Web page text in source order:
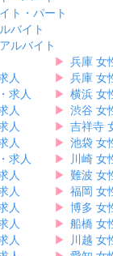
ト・パート
バイト
ルバイト
▶︎ 兵庫 女
人 ▶︎ 兵庫 女
求人 ▶︎ 横浜 女
人 ▶︎ 渋谷 女
人 ▶︎ 吉祥寺
人 ▶︎ 池袋 女
求人 ▶︎ 川崎 女
人 ▶︎ 難波 女
人 ▶︎ 福岡 女
人 ▶︎ 博多 女
人 ▶︎ 船橋 女
人 ▶︎ 川越 女